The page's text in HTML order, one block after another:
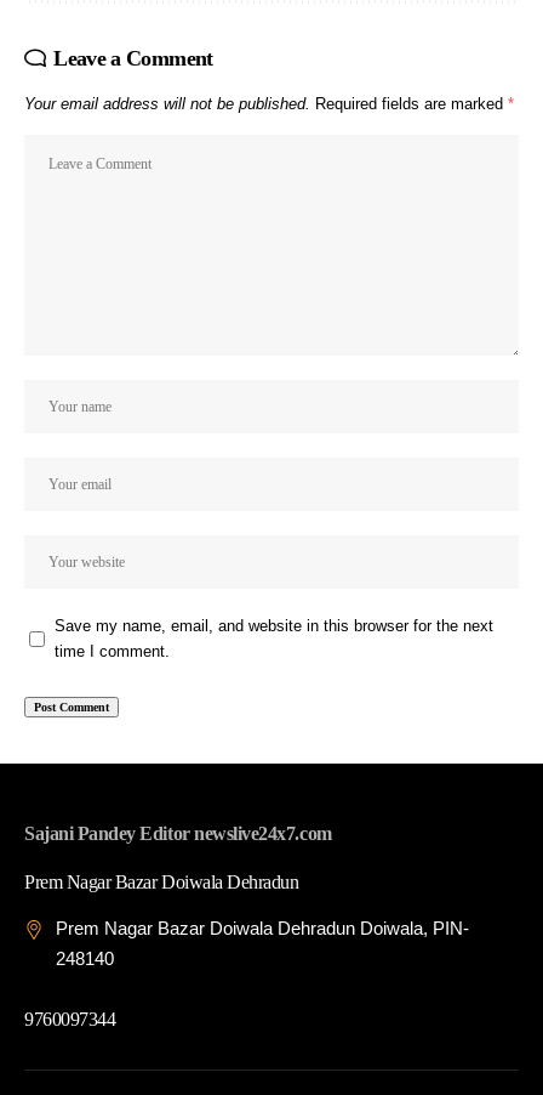
Leave a Comment
Your email address will not be published. Required fields are marked *
Save my name, email, and website in this browser for the next
time I comment.
Sajani Pandey Editor newslive24x7.com
Prem Nagar Bazar Doiwala Dehradun
Prem Nagar Bazar Doiwala Dehradun Doiwala, PIN-
248140
9760097344